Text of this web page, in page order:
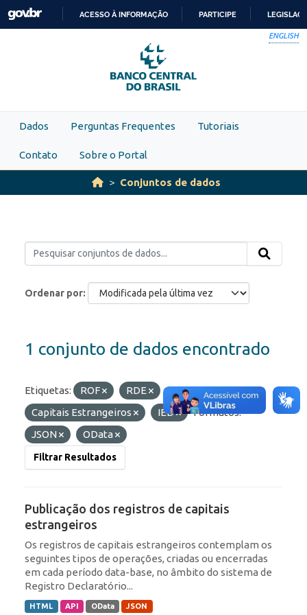
Skip to main content
PARA
O
CONTEÚDO
ACESSO À INFORMAÇÃO PARTICIPE
ENGLISH
Dados Perguntas Frequentes Tutoriais
Contato Sobre o Portal
Conjuntos de dados
Ordenar por
1 conjunto de dados encontrado
Etiquetas: ROF
RDE
Capitais Estrangeiros
IED
Formatos:
JSON
OData
Filtrar Resultados
Publicação dos registros de capitais
estrangeiros
Os registros de capitais estrangeiros contemplam os
seguintes tipos de operações, criadas ou encerradas
em cada período data-base, no âmbito do sistema de
Registro Declaratório...
HTML API OData JSON